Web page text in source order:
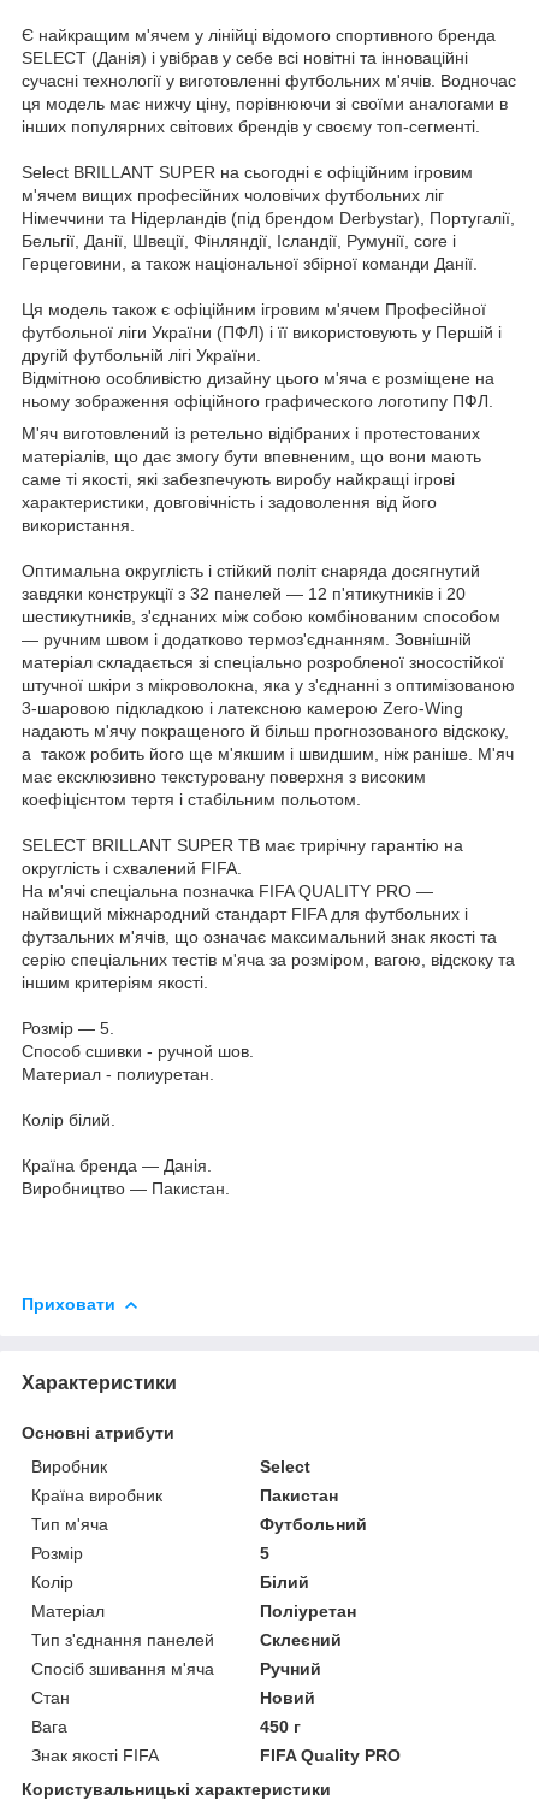
Є найкращим м'ячем у лінійці відомого спортивного бренда
SELECT (Данія) і увібрав у себе всі новітні та інноваційні
сучасні технології у виготовленні футбольних м'ячів. Водночас
ця модель має нижчу ціну, порівнюючи зі своїми аналогами в
інших популярних світових брендів у своєму топ-сегменті.
Select BRILLANT SUPER на сьогодні є офіційним ігровим
м'ячем вищих професійних чоловічих футбольних ліг
Німеччини та Нідерландів (під брендом Derbystar), Португалії,
Бельгії, Данії, Швеції, Фінляндії, Ісландії, Румунії, core і
Герцеговини, а також національної збірної команди Данії.
Ця модель також є офіційним ігровим м'ячем Професійної
футбольної ліги України (ПФЛ) і її використовують у Першій і
другій футбольній лігі України.
Відмітною особливістю дизайну цього м'яча є розміщене на
ньому зображення офіційного графического логотипу ПФЛ.
М'яч виготовлений із ретельно відібраних і протестованих
матеріалів, що дає змогу бути впевненим, що вони мають
саме ті якості, які забезпечують виробу найкращі ігрові
характеристики, довговічність і задоволення від його
використання.
Оптимальна округлість і стійкий політ снаряда досягнутий
завдяки конструкції з 32 панелей — 12 п'ятикутників і 20
шестикутників, з'єднаних між собою комбінованим способом
— ручним швом і додатково термоз'єднанням. Зовнішній
матеріал складається зі спеціально розробленої зносостійкої
штучної шкіри з мікроволокна, яка у з'єднанні з оптимізованою
3-шаровою підкладкою і латексною камерою Zero-Wing
надають м'ячу покращеного й більш прогнозованого відскоку,
а також робить його ще м'якшим і швидшим, ніж раніше. М'яч
має ексклюзивно текстуровану поверхня з високим
коефіцієнтом тертя і стабільним польотом.
SELECT BRILLANT SUPER TB має трирічну гарантію на
округлість і схвалений FIFA.
На м'ячі спеціальна позначка FIFA QUALITY PRO —
найвищий міжнародний стандарт FIFA для футбольних і
футзальних м'ячів, що означає максимальний знак якості та
серію спеціальних тестів м'яча за розміром, вагою, відскоку та
іншим критеріям якості.
Розмір — 5.
Способ сшивки - ручной шов.
Материал - полиуретан.
Колір білий.
Країна бренда — Данія.
Виробництво — Пакистан.
Приховати
Характеристики
Основні атрибути
Виробник
Select
Країна виробник
Пакистан
Тип м'яча
Футбольний
Розмір
5
Колір
Білий
Матеріал
Поліуретан
Тип з'єднання панелей
Склеєний
Спосіб зшивання м'яча
Ручний
Стан
Новий
Вага
450 г
Знак якості FIFA
FIFA Quality PRO
Користувальницькі характеристики